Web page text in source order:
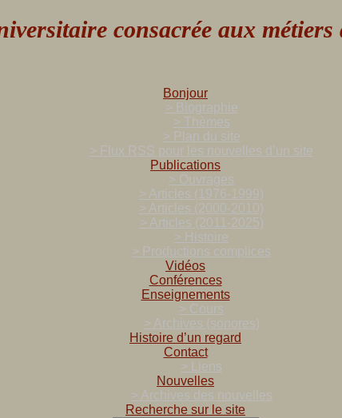
consacrée aux métiers
Bonjour
> Biographie
> Thèmes
> Plan du site
> Flux RSS pour les nouvelles d’un site
Publications
> Ouvrages
> Articles (1976-1999)
> Articles (2000-2010)
> Articles (2011-2025)
> Histoire
> Productions complices
Vidéos
Conférences
Enseignements
> Cours
> Archives (sonores)
Histoire d’un regard
Contact
> Liens
Nouvelles
> Archives des nouvelles
Recherche sur le site